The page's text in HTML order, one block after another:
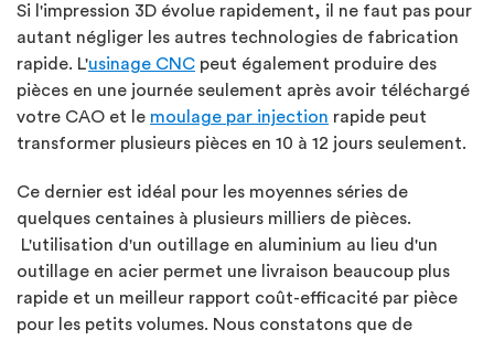
Si l'impression 3D évolue rapidement, il ne faut pas pour
autant négliger les autres technologies de fabrication
rapide. L'usinage CNC peut également produire des
pièces en une journée seulement après avoir téléchargé
votre CAO et le moulage par injection rapide peut
transformer plusieurs pièces en 10 à 12 jours seulement.
Ce dernier est idéal pour les moyennes séries de
quelques centaines à plusieurs milliers de pièces.
L'utilisation d'un outillage en aluminium au lieu d'un
outillage en acier permet une livraison beaucoup plus
rapide et un meilleur rapport coût-efficacité par pièce
pour les petits volumes. Nous constatons que de